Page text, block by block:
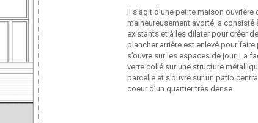
Il s’agit d’une petite maison
malheureusement avorté, a
existants et à les dilater pour créer
plancher arrière est enlevé pour faire
s’ouvre sur les espaces de jour. La
verre collé sur une structure
parcelle et s’ouvre sur un patio
coeur d’un quartier très dense.